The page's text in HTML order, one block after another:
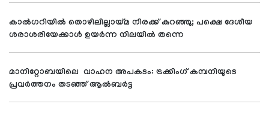
കാൽഗറിയിൽ തൊഴിലില്ലായ്മ നിരക്ക് കുറഞ്ഞു; പക്ഷെ ദേശീയ
ശരാശരിയേക്കാൾ ഉയർന്ന നിലയിൽ തന്നെ
മാനിറ്റോബയിലെ വാഹന അപകടം: ട്രക്കിംഗ് കമ്പനിയുടെ
പ്രവർത്തനം തടഞ്ഞ് ആൽബർട്ട